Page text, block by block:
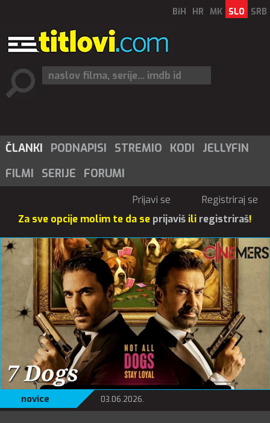
BiH HR MK SLO SRB
ČLANKI PODNAPISI STREMIO KODI
JELLYFIN
FILMI
SERIJE FORUMI
Prijavi se
Registriraj se
Za sve opcije molim te da se prijaviš ili registriraš!
novice 03.06.2026.